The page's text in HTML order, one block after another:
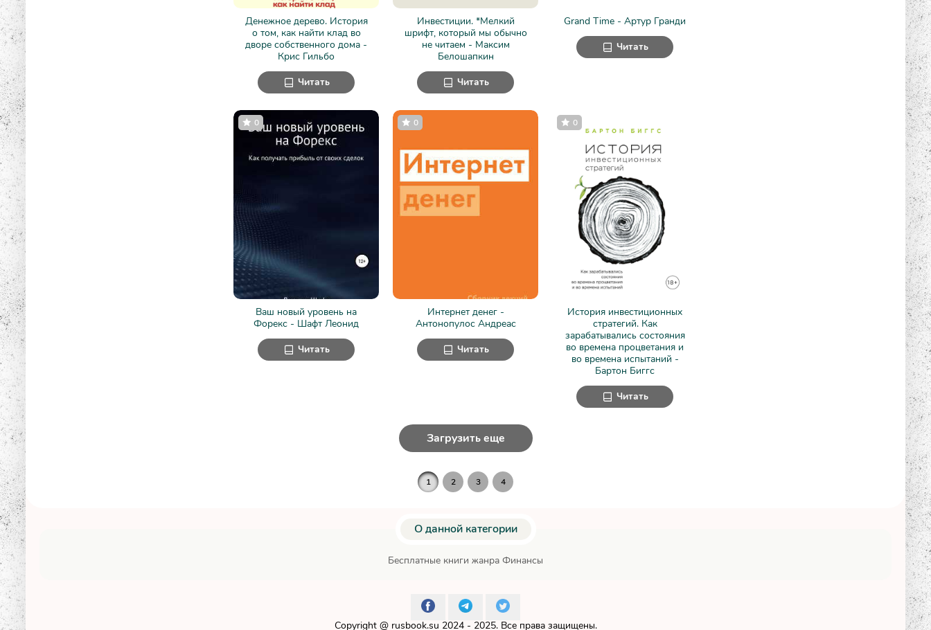
Денежное дерево. История
о том, как найти клад во
дворе собственного дома -
Крис Гильбо
Читать
Инвестиции. *Мелкий
шрифт, который мы обычно
не читаем - Максим
Белошапкин
Читать
Grand Time - Артур Гранди
Читать
Ваш новый уровень на
Форекс - Шафт Леонид
0
Читать
Интернет денег -
Антонопулос Андреас
0
Читать
История инвестиционных
стратегий. Как
зарабатывались состояния
во времена процветания и
во времена испытаний -
Бартон Биггс
0
Читать
Загрузить еще
1 2 3 4
О данной категории
Бесплатные книги жанра Финансы
Copyright @ rusbook.su 2024 - 2025. Все права защищены.